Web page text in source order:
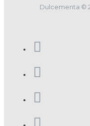
Dulcementa ©